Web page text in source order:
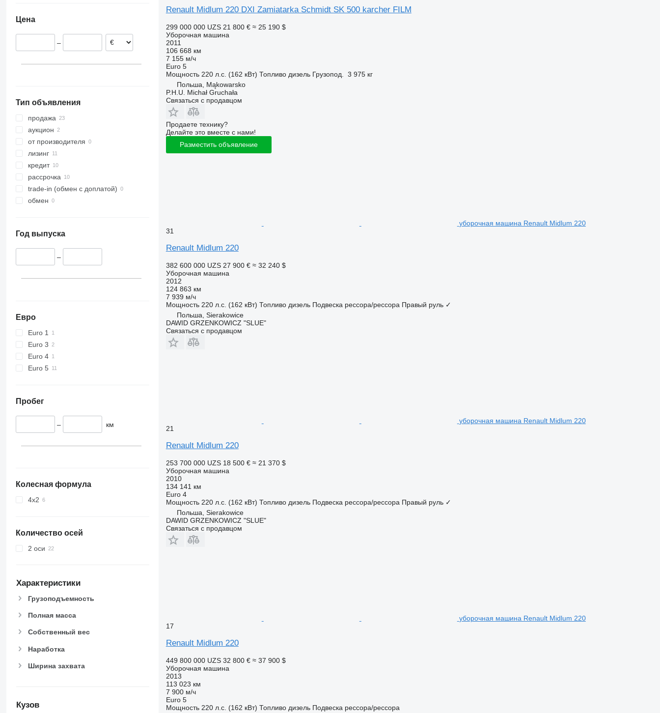
Чехия
Нидерланды
Цена
–
Тип объявления
продажа
аукцион
от производителя
лизинг
кредит
рассрочка
trade-in (обмен с доплатой)
обмен
Год выпуска
–
Евро
Euro 1
Euro 3
Euro 4
Euro 5
Пробег
– км
Колесная формула
4x2
Количество осей
2 оси
Характеристики
Грузоподъемность
Полная масса
Собственный вес
Наработка
Ширина захвата
Кузов
Renault Midlum 220 DXI Zamiatarka Schmidt SK 500 karcher FILM
299 000 000 UZS 21 800 € ≈ 25 190 $
Уборочная машина
2011
106 668 км
7 155 м/ч
Euro 5
Мощность 220 л.с. (162 кВт) Топливо дизель Грузопод.
3 975 кг
Польша, Mąkowarsko
P.H.U. Michał Gruchała
Связаться с продавцом
Продаете технику?
Делайте это вместе с нами!
Разместить объявление
уборочная машина Renault Midlum 220
31
Renault Midlum 220
382 600 000 UZS 27 900 € ≈ 32 240 $
Уборочная машина
2012
124 863 км
7 939 м/ч
Мощность 220 л.с. (162 кВт) Топливо дизель Подвеска рессора/рессора Правый руль ✓
Польша, Sierakowice
DAWID GRZENKOWICZ "SLUE"
Связаться с продавцом
уборочная машина Renault Midlum 220
21
Renault Midlum 220
253 700 000 UZS 18 500 € ≈ 21 370 $
Уборочная машина
2010
134 141 км
Euro 4
Мощность 220 л.с. (162 кВт) Топливо дизель Подвеска рессора/рессора Правый руль ✓
Польша, Sierakowice
DAWID GRZENKOWICZ "SLUE"
Связаться с продавцом
уборочная машина Renault Midlum 220
17
Renault Midlum 220
449 800 000 UZS 32 800 € ≈ 37 900 $
Уборочная машина
2013
113 023 км
7 900 м/ч
Euro 5
Мощность 220 л.с. (162 кВт) Топливо дизель Подвеска рессора/рессора